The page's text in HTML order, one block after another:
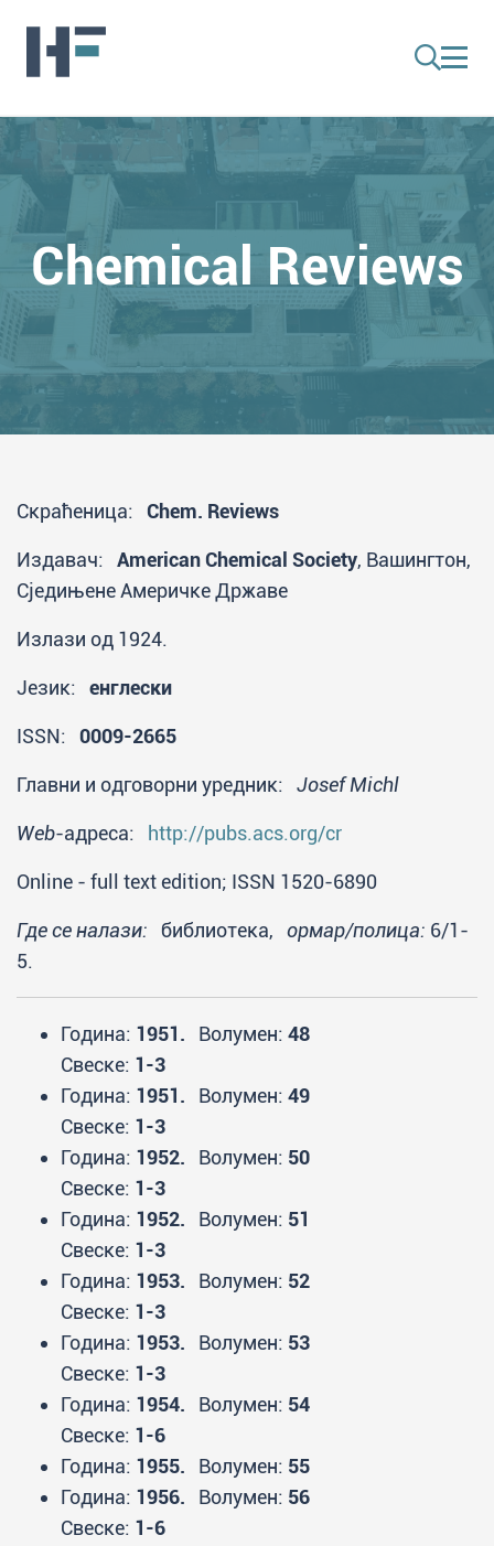
Chemical Reviews
Скраћеница: Chem. Reviews
Издавач: American Chemical Society, Вашингтон,
Сједињене Америчке Државе
Излази од 1924.
Језик: енглески
ISSN: 0009-2665
Главни и одговорни уредник: Josef Michl
Web-адреса: http://pubs.acs.org/cr
Online - full text edition; ISSN 1520-6890
Где се налази: библиотека, ормар/полица: 6/1-
5.
Година: 1951. Волумен: 48
Свеске: 1-3
Година: 1951. Волумен: 49
Свеске: 1-3
Година: 1952. Волумен: 50
Свеске: 1-3
Година: 1952. Волумен: 51
Свеске: 1-3
Година: 1953. Волумен: 52
Свеске: 1-3
Година: 1953. Волумен: 53
Свеске: 1-3
Година: 1954. Волумен: 54
Свеске: 1-6
Година: 1955. Волумен: 55
Година: 1956. Волумен: 56
Свеске: 1-6